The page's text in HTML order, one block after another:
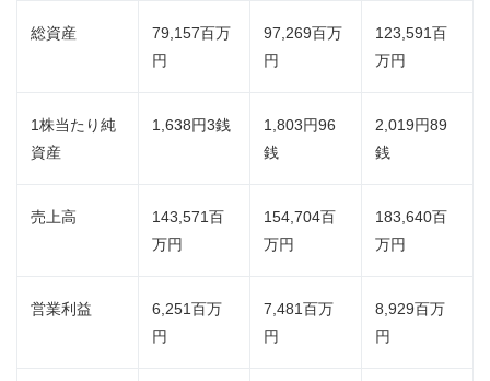
総資産
79,157百万
円
97,269百万
円
123,591百
万円
1株当たり純
資産
1,638円3銭
1,803円96
銭
2,019円89
銭
売上高
143,571百
万円
154,704百
万円
183,640百
万円
営業利益
6,251百万
円
7,481百万
円
8,929百万
円